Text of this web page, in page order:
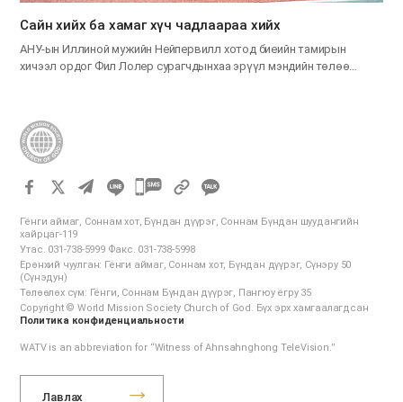
Сайн хийх ба хамаг хүч чадлаараа хийх
АНУ-ын Иллиной мужийн Нейпервилл хотод биеийн тамирын
хичээл ордог Фил Лолер сурагчдынхаа эрүүл мэндийн төлөө…
카
오
공
유
하
Гёнги аймаг, Соннам хот, Бүндан дүүрэг, Соннам Бүндан шуудангийн
хайрцаг-119
Утас. 031-738-5999 Факс. 031-738-5998
Ерөнхий чуулган: Гёнги аймаг, Соннам хот, Бүндан дүүрэг, Сүнэру 50
(Сүнэдун)
Төлөөлөх сүм: Гёнги, Соннам Бүндан дүүрэг, Пангюу ёгру 35
Copyright © World Mission Society Church of God. Бүх эрх хамгаалагдсан
Политика конфиденциальности
WATV is an abbreviation for “Witness of Ahnsahnghong TeleVision.”
Лавлах